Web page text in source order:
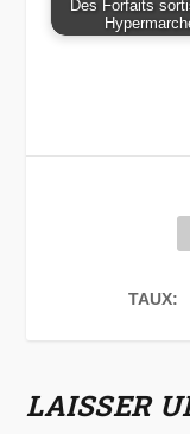
Des Forfaits
TAUX:
LAISSER